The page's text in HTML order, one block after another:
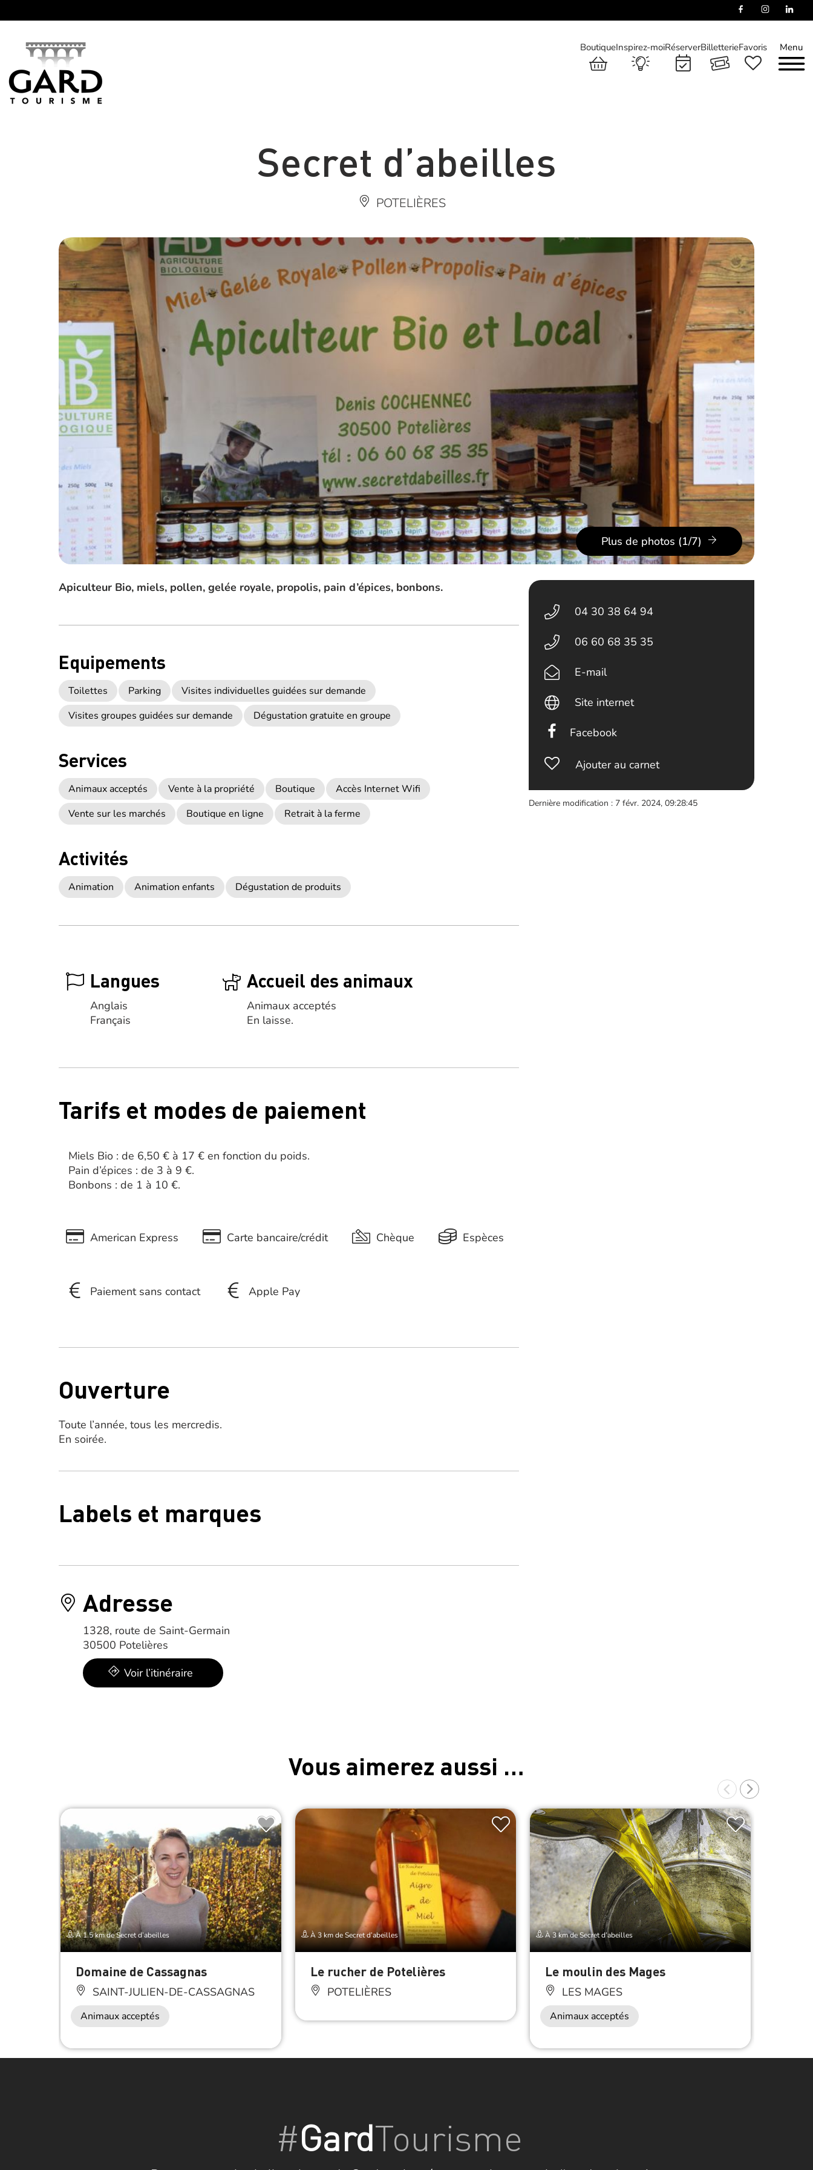
Menu
BoutiqueInspirez-moiRéserverBilletterieFavoris
Secret d’abeilles
POTELIÈRES
Plus de photos (1/7)
Apiculteur Bio, miels, pollen, gelée royale, propolis, pain d’épices, bonbons.
Equipements
Toilettes Parking
Visites individuelles guidées sur demande
Visites groupes guidées sur demande
Dégustation gratuite en groupe
Services
Animaux acceptés Vente à la propriété Boutique
Accès Internet Wifi
Vente sur les marchés
Boutique en ligne Retrait à la ferme
Activités
Animation Animation enfants Dégustation de produits
Langues
Anglais
Français
Accueil des animaux
Animaux acceptés
En laisse.
Tarifs et modes de paiement
Miels Bio : de 6,50 € à 17 € en fonction du poids.
Pain d’épices : de 3 à 9 €.
Bonbons : de 1 à 10 €.
American Express Carte bancaire/crédit Chèque Espèces
Paiement sans contact Apple Pay
Ouverture
Toute l’année, tous les mercredis.
En soirée.
Labels et marques
Adresse
1328, route de Saint-Germain
30500 Potelières
Voir l’itinéraire
04 30 38 64 94
06 60 68 35 35
E-mail
Site internet
Facebook
Ajouter au carnet
Dernière modification : 7 févr. 2024, 09:28:45
Vous aimerez aussi …
À 1.5 km de Secret d’abeilles
Domaine de Cassagnas
SAINT-JULIEN-DE-CASSAGNAS
Animaux acceptés
À 3 km de Secret d’abeilles
Le rucher de Potelières
POTELIÈRES
À 3 km de Secret d’abeilles
Le moulin des Mages
LES MAGES
Animaux acceptés
#GardTourisme